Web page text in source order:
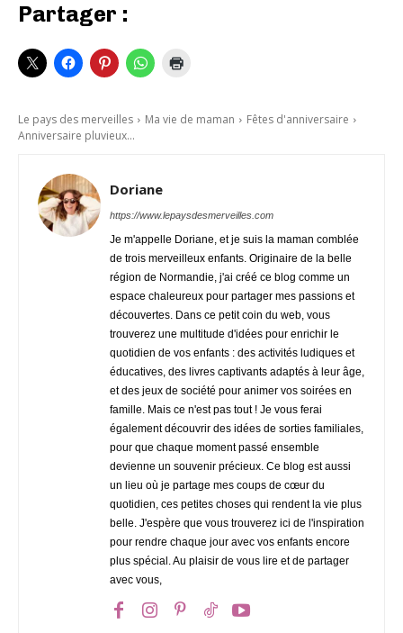
Partager :
Le pays des merveilles Ma vie de maman
Fêtes d'anniversaire
Anniversaire pluvieux...
Doriane
https://www.lepaysdesmerveilles.com
Je m'appelle Doriane, et je suis la maman comblée
de trois merveilleux enfants. Originaire de la belle
région de Normandie, j'ai créé ce blog comme un
espace chaleureux pour partager mes passions et
découvertes. Dans ce petit coin du web, vous
trouverez une multitude d'idées pour enrichir le
quotidien de vos enfants : des activités ludiques et
éducatives, des livres captivants adaptés à leur âge,
et des jeux de société pour animer vos soirées en
famille. Mais ce n'est pas tout ! Je vous ferai
également découvrir des idées de sorties familiales,
pour que chaque moment passé ensemble
devienne un souvenir précieux. Ce blog est aussi
un lieu où je partage mes coups de cœur du
quotidien, ces petites choses qui rendent la vie plus
belle. J'espère que vous trouverez ici de l'inspiration
pour rendre chaque jour avec vos enfants encore
plus spécial. Au plaisir de vous lire et de partager
avec vous,